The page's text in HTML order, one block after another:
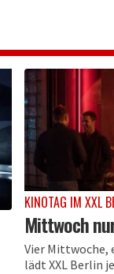
KINOTAG IM XXL
Mittwoch
Vier Mittwoche,
lädt XXL Berlin